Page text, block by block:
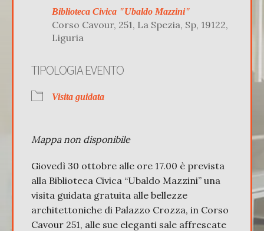
Biblioteca Civica "Ubaldo Mazzini"
Corso Cavour, 251, La Spezia, Sp, 19122,
Liguria
TIPOLOGIA EVENTO
Visita guidata
Mappa non disponibile
Giovedì 30 ottobre alle ore 17.00 è prevista
alla Biblioteca Civica “Ubaldo Mazzini” una
visita guidata gratuita alle bellezze
architettoniche di Palazzo Crozza, in Corso
Cavour 251, alle sue eleganti sale affrescate